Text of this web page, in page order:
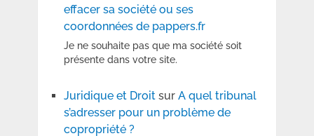
effacer sa société ou ses
coordonnées de pappers.fr
Je ne souhaite pas que ma société soit
présente dans votre site.
Juridique et Droitsur A quel tribunal
s’adresser pour un problème de
copropriété ?